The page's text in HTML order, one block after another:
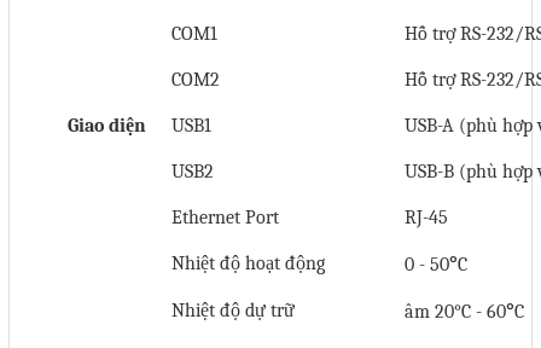
Giao diện
COM1 Hỗ trợ RS-232/
COM2 Hỗ trợ RS-232/
USB1 USB-A (phù hợp
USB2 USB-B (phù hợp
Ethernet Port RJ-45
Nhiệt độ hoạt động 0 - 50°C
Nhiệt độ dự trữ âm 20°C - 60°C
Crack password HMI
Lấy Chương Trình HMI
Hình ảnh sửa chữa